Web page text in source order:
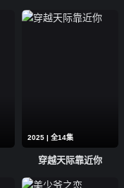
2025 | 全14集
穿越天际靠近你